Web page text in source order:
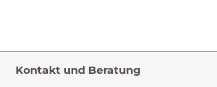
Kontakt und Beratung